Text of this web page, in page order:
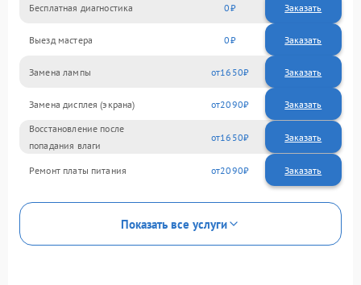
Бесплатная диагностика 0 Заказать
Выезд мастера 0 Заказать
Замена лампы 1650
Замена дисплея (экрана) 2090
Восстановление после
попадания влаги
1650
Ремонт платы питания 2090
Показать все услуги